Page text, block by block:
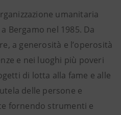
umanitaria
Bergamo nel 1985. Da
a generosità e l’operosità
e nei luoghi più poveri
di lotta alla fame e alle
delle persone e
fornendo strumenti e